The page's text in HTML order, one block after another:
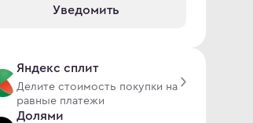
Уведомить
Яндекс сплит
Делите стоимость покупки на
равные платежи
Долями